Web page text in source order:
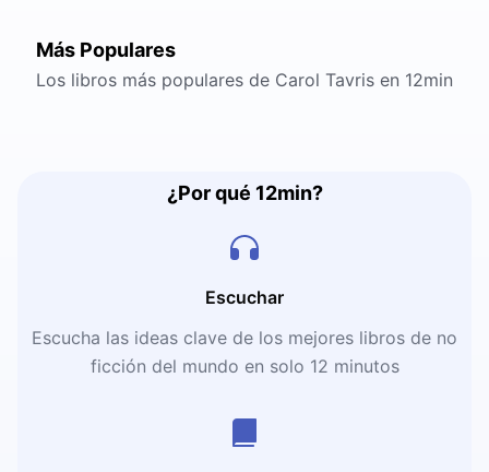
Más Populares
Los libros más populares de Carol Tavris en 12min
¿Por qué 12min?
Escuchar
Escucha las ideas clave de los mejores libros de no
ficción del mundo en solo 12 minutos